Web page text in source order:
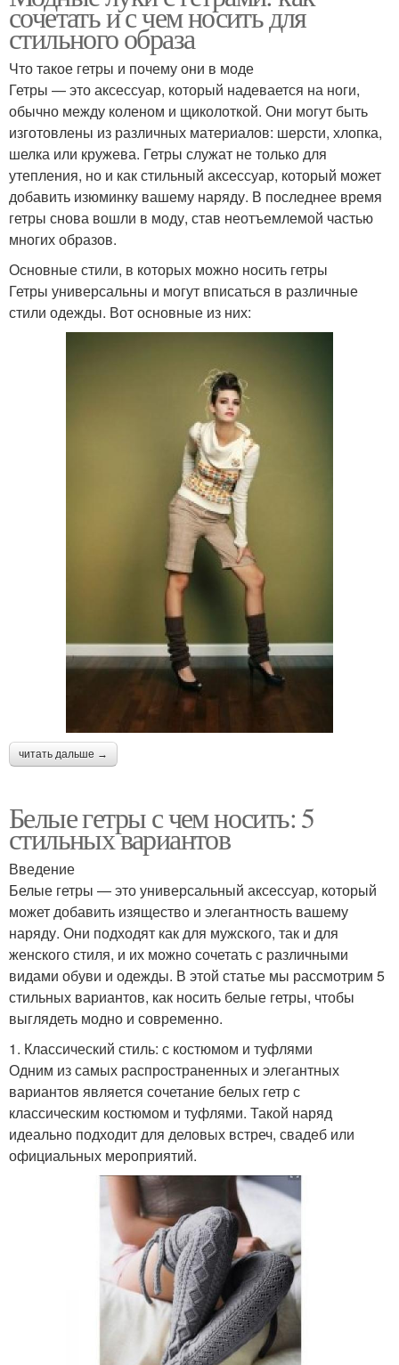
сочетать и с чем носить для
стильного образа
Что такое гетры и почему они в моде
Гетры — это аксессуар, который надевается на ноги,
обычно между коленом и щиколоткой. Они могут быть
изготовлены из различных материалов: шерсти, хлопка,
шелка или кружева. Гетры служат не только для
утепления, но и как стильный аксессуар, который может
добавить изюминку вашему наряду. В последнее время
гетры снова вошли в моду, став неотъемлемой частью
многих образов.
Основные стили, в которых можно носить гетры
Гетры универсальны и могут вписаться в различные
стили одежды. Вот основные из них:
читать дальше →
Белые гетры с чем носить: 5
стильных вариантов
Введение
Белые гетры — это универсальный аксессуар, который
может добавить изящество и элегантность вашему
наряду. Они подходят как для мужского, так и для
женского стиля, и их можно сочетать с различными
видами обуви и одежды. В этой статье мы рассмотрим 5
стильных вариантов, как носить белые гетры, чтобы
выглядеть модно и современно.
1. Классический стиль: с костюмом и туфлями
Одним из самых распространенных и элегантных
вариантов является сочетание белых гетр с
классическим костюмом и туфлями. Такой наряд
идеально подходит для деловых встреч, свадеб или
официальных мероприятий.